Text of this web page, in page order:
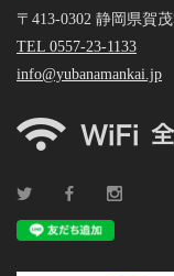
〒413-0302 静岡県賀
TEL 0557-23-1133
info@yubanamankai.jp